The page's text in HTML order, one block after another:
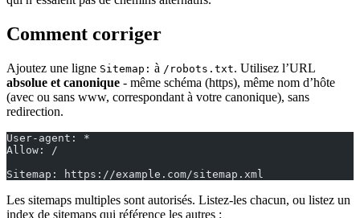
Comment corriger
Ajoutez une ligne Sitemap: à /robots.txt. Utilisez l’URL
absolue et canonique - même schéma (https), même nom d’hôte
(avec ou sans www, correspondant à votre canonique), sans
redirection.
User-agent: *
Allow: /
Sitemap: https://example.com/sitemap.xml
Les sitemaps multiples sont autorisés. Listez-les chacun, ou listez un
index de sitemaps qui référence les autres :